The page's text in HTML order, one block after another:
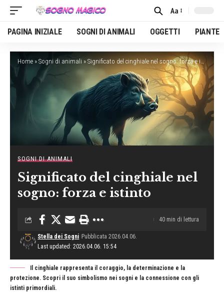
Font
Resizer
Aa
PAGINA INIZIALE SOGNI DI ANIMALI OGGETTI PIANTE
Home » Sogni di animali » Significato del cinghiale nel sogno: forza e istinto
SOGNI DI ANIMALI
Significato del cinghiale nel
sogno: forza e istinto
Last updated: 2026.04.06. 15:54
Stella dei Sogni Pubblicata 2026.04.06.
40 min di lettura
Il cinghiale rappresenta il coraggio, la determinazione e la
protezione. Scopri il suo simbolismo nei sogni e la connessione con gli
istinti primordiali.